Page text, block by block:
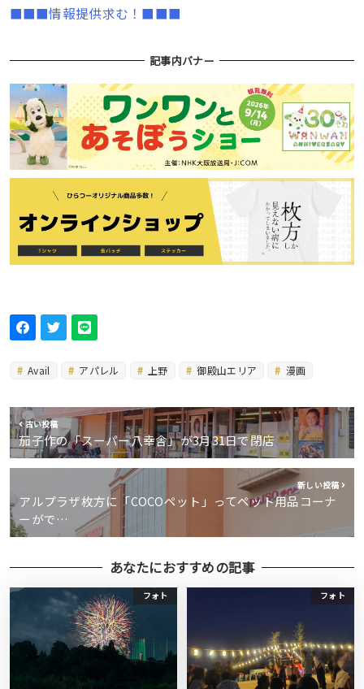
■■■情報提供求む！■■■
記事内バナー
Avail アパレル 上野 御殿山エリア 漫画
古い投稿
茄子作の「スーパー八幸舎」が3月31日で閉店
新しい投稿
アルプラザ枚方に「COCOペット」ってペット用品コーナ
ーがで…
あなたにおすすめの記事
フォト フォト